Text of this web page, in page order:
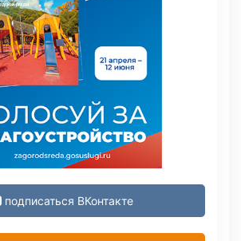
подписаться ВКонтакте